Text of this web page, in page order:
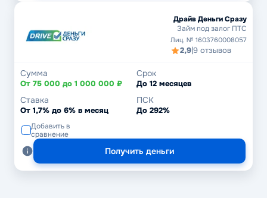
Драйв Деньги Сразу
Займ под залог ПТС
Лиц. № 1603760008057
2,9|9 отзывов
Сумма
От 75 000 до 1 000 000 ₽
Срок
До 12 месяцев
Ставка
От 1,7% до 6% в месяц
ПСК
До 292%
Добавить в
сравнение
Получить деньги